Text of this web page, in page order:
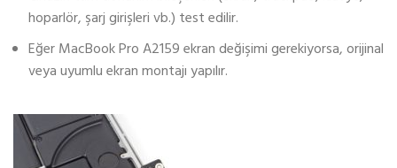
hoparlör, şarj girişleri vb.) test edilir.
Eğer MacBook Pro A2159 ekran değişimi gerekiyorsa, orijinal
veya uyumlu ekran montajı yapılır.